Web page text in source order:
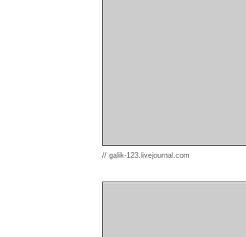
// galik-123.livejournal.com